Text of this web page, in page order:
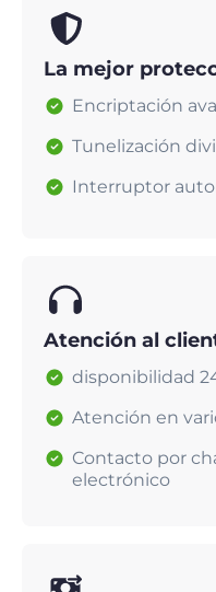
La mejor
Encriptación
Tunelización
Interruptor
Atención al
disponibilidad
Atención en
Contacto por
electrónico